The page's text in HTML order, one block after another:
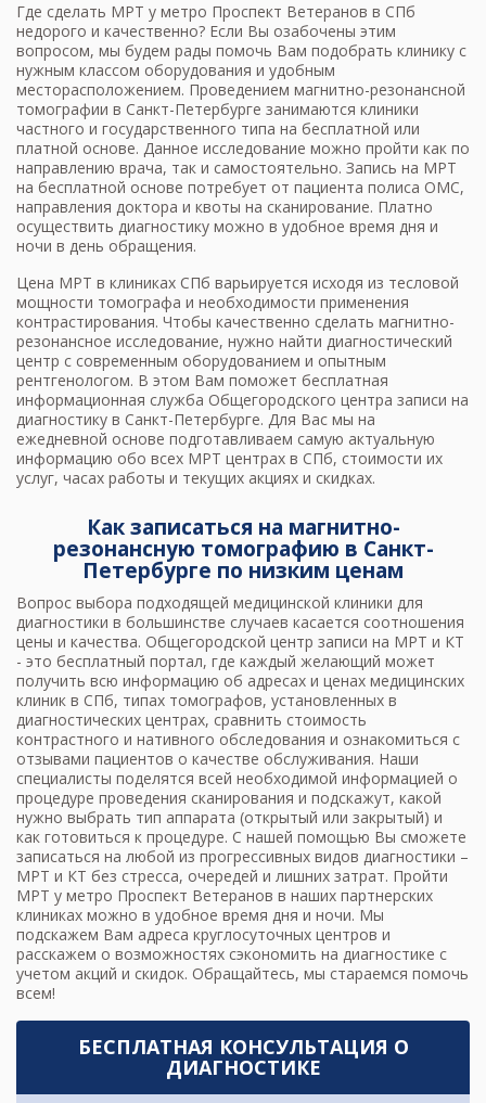
Где сделать МРТ у метро Проспект Ветеранов в СПб
недорого и качественно? Если Вы озабочены этим
вопросом, мы будем рады помочь Вам подобрать клинику с
нужным классом оборудования и удобным
месторасположением. Проведением магнитно-резонансной
томографии в Санкт-Петербурге занимаются клиники
частного и государственного типа на бесплатной или
платной основе. Данное исследование можно пройти как по
направлению врача, так и самостоятельно. Запись на МРТ
на бесплатной основе потребует от пациента полиса ОМС,
направления доктора и квоты на сканирование. Платно
осуществить диагностику можно в удобное время дня и
ночи в день обращения.
Цена МРТ в клиниках СПб варьируется исходя из тесловой
мощности томографа и необходимости применения
контрастирования. Чтобы качественно сделать магнитно-
резонансное исследование, нужно найти диагностический
центр с современным оборудованием и опытным
рентгенологом. В этом Вам поможет бесплатная
информационная служба Общегородского центра записи на
диагностику в Санкт-Петербурге. Для Вас мы на
ежедневной основе подготавливаем самую актуальную
информацию обо всех МРТ центрах в СПб, стоимости их
услуг, часах работы и текущих акциях и скидках.
Как записаться на магнитно-
резонансную томографию в Санкт-
Петербурге по низким ценам
Вопрос выбора подходящей медицинской клиники для
диагностики в большинстве случаев касается соотношения
цены и качества. Общегородской центр записи на МРТ и КТ
- это бесплатный портал, где каждый желающий может
получить всю информацию об адресах и ценах медицинских
клиник в СПб, типах томографов, установленных в
диагностических центрах, сравнить стоимость
контрастного и нативного обследования и ознакомиться с
отзывами пациентов о качестве обслуживания. Наши
специалисты поделятся всей необходимой информацией о
процедуре проведения сканирования и подскажут, какой
нужно выбрать тип аппарата (открытый или закрытый) и
как готовиться к процедуре. С нашей помощью Вы сможете
записаться на любой из прогрессивных видов диагностики –
МРТ и КТ без стресса, очередей и лишних затрат. Пройти
МРТ у метро Проспект Ветеранов в наших партнерских
клиниках можно в удобное время дня и ночи. Мы
подскажем Вам адреса круглосуточных центров и
расскажем о возможностях сэкономить на диагностике с
учетом акций и скидок. Обращайтесь, мы стараемся помочь
всем!
БЕСПЛАТНАЯ КОНСУЛЬТАЦИЯ О
ДИАГНОСТИКЕ